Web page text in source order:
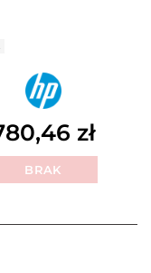
zł
BRAK